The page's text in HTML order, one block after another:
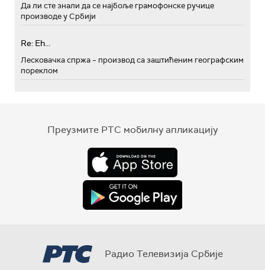
Да ли сте знали да се најбоље грамофонске ручице
производе у Србији
Re: Eh...
Лесковачка спржа – производ са заштићеним географским
пореклом
Преузмите РТС мобилну апликацију
Радио Телевизија Србије